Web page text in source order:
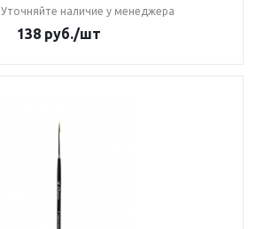
Уточняйте наличие у менеджера
138 руб./шт